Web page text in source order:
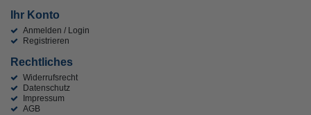
Ihr Konto
Anmelden / Login
Registrieren
Rechtliches
Widerrufsrecht
Datenschutz
Impressum
AGB